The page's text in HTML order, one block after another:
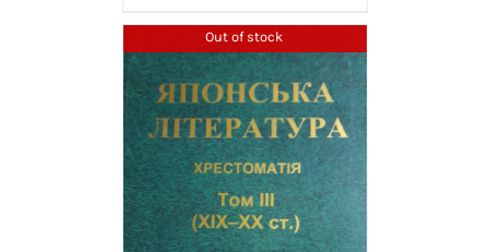
Out of stock